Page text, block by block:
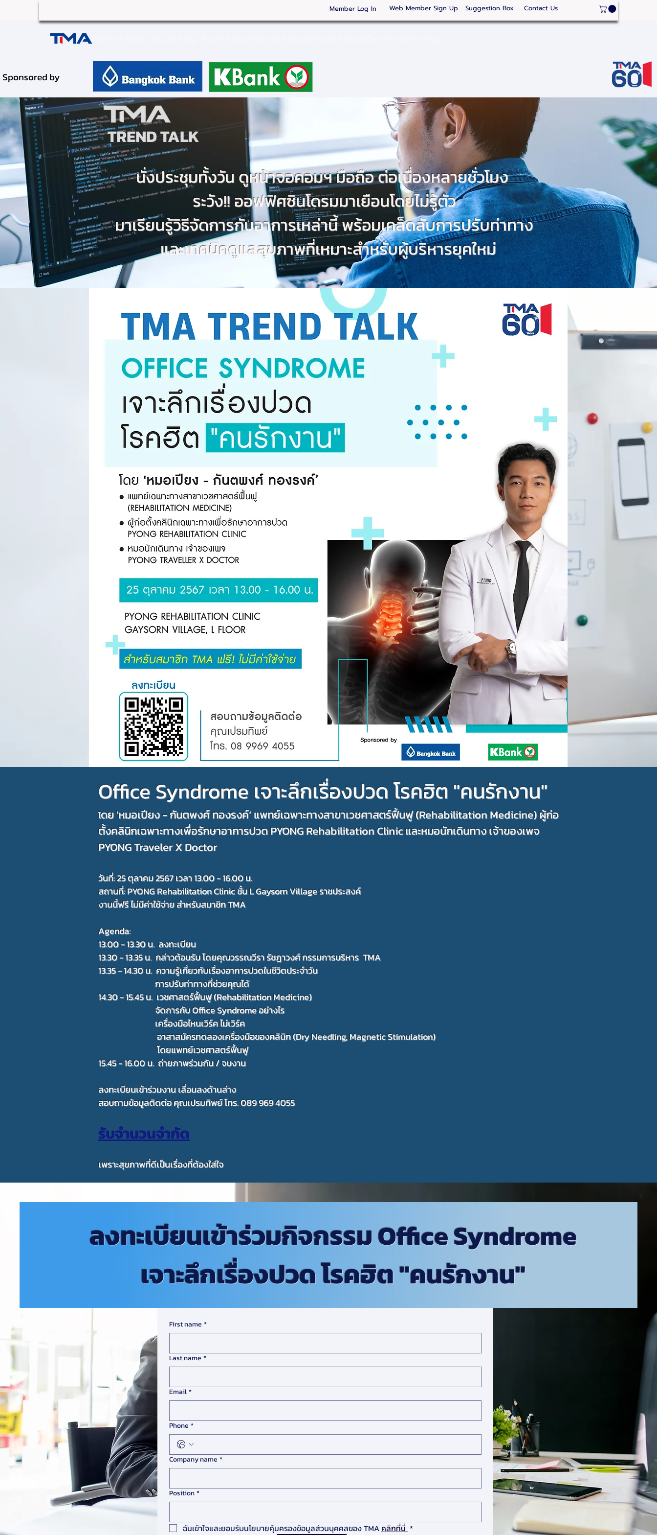
Member Log In Web Member Sign Up Suggestion Box Contact Us
Sponsored by
นั่งประชุมทั้งวัน ดูหน้าจอคอมฯ มือถือ ต่อเนื่องหลายชั่วโมง
ระวัง!! ออฟฟิศซินโดรมมาเยือนโดยไม่รู้ตัว
มาเรียนรู้วิธีจัดการกับอาการเหล่านี้ พร้อมเคล็ดลับการปรับท่าทาง
และเทคนิคดูแลสุขภาพที่เหมาะสำหรับผู้บริหารยุคใหม่
TREND TALK
Office Syndrome เจาะลึกเรื่องปวด โรคฮิต "คนรักงาน"
โดย 'หมอเปียง - กันตพงศ์ ทองรงค์’ แพทย์เฉพาะทางสาขาเวชศาสตร์ฟื้นฟู (Rehabilitation Medicine) ผู้ก่อ
ตั้งคลินิกเฉพาะทางเพื่อรักษาอาการปวด PYONG Rehabilitation Clinic และหมอนักเดินทาง เจ้าของเพจ
PYONG Traveler X Doctor
วันที่: 25 ตุลาคม 2567 เวลา 13.00 - 16.00 น.
สถานที่: PYONG Rehabilitation Clinic ชั้น L Gaysorn Village ราชประสงค์
งานนี้ฟรี ไม่มีค่าใช้จ่าย สำหรับสมาชิก TMA
Agenda:
13.00 - 13.30 น. ลงทะเบียน
13.30 - 13.35 น. กล่าวต้อนรับ โดยคุณวรรณวีรา รัชฎาวงศ์ กรรมการบริหาร TMA
13.35 - 14.30 น. ความรู้เกี่ยวกับเรื่องอาการปวดในชีวิตประจำวัน
การปรับท่าทางที่ช่วยคุณได้
14.30 - 15.45 น. เวชศาสตร์ฟื้นฟู (Rehabilitation Medicine)
จัดการกับ Office Syndrome อย่างไร
เครื่องมือไหนเวิร์ค ไม่เวิร์ค
อาสาสมัครทดลองเครื่องมือของคลินิก (Dry Needling, Magnetic Stimulation)
โดยแพทย์เวชศาสตร์ฟื้นฟู
15.45 - 16.00 น. ถ่ายภาพร่วมกัน /จบงาน
ลงทะเบียนเข้าร่วมงาน เลื่อนลงด้านล่าง
สอบถามข้อมูลติดต่อ คุณเปรมทิพย์ โทร. 089 969 4055
รับจำนวนจำกัด
เพราะสุขภาพที่ดีเป็นเรื่องที่ต้องใส่ใจ
ลงทะเบียนเข้าร่วมกิจกรรม Office Syndrome
เจาะลึกเรื่องปวด โรคฮิต "คนรักงาน"
First name *
Last name *
Email*
Phone *
Company name *
Position*
ฉันเข้าใจและยอมรับนโยบายคุ้มครองข้อมูลส่วนบุคคลของ TMA คลิกที่นี่ *